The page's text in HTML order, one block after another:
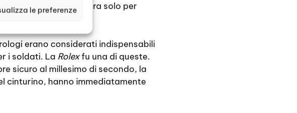
le preferenze
lavoravano, quindi era solo per
erano considerati indispensabili
i soldati. La Rolexfu una di queste.
sicuro al millesimo di secondo, la
cinturino, hanno immediatamente